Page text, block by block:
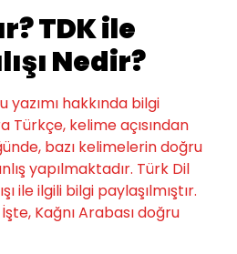
TDK ile
Nedir?
yazımı hakkında bilgi
Türkçe, kelime açısından
bazı kelimelerin doğru
yapılmaktadır. Türk Dil
ile ilgili bilgi paylaşılmıştır.
İşte, Kağnı Arabası doğru